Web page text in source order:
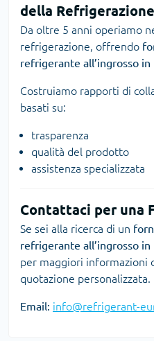
della Refrigerazione
Da oltre 5 anni operiamo
refrigerazione, offrendo
refrigerante all’ingrosso in
Costruiamo rapporti di
basati su:
trasparenza
qualità del prodotto
assistenza specializzata
Contattaci per una
Se sei alla ricerca di un
refrigerante all’ingrosso in
per maggiori informazioni
quotazione personalizzata.
Email: info@refrigerant-